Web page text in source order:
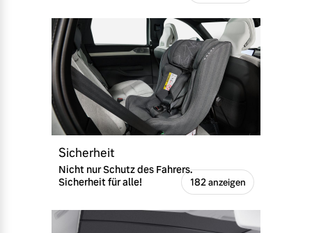
Sicherheit
Nicht nur Schutz des Fahrers.
Sicherheit für alle!
182 anzeigen